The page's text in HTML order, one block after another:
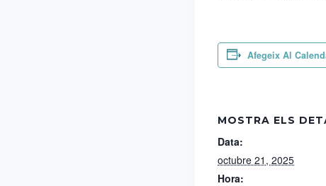
Afegeix Al
MOSTRA ELS
Data:
octubre 21, 2025
Hora: